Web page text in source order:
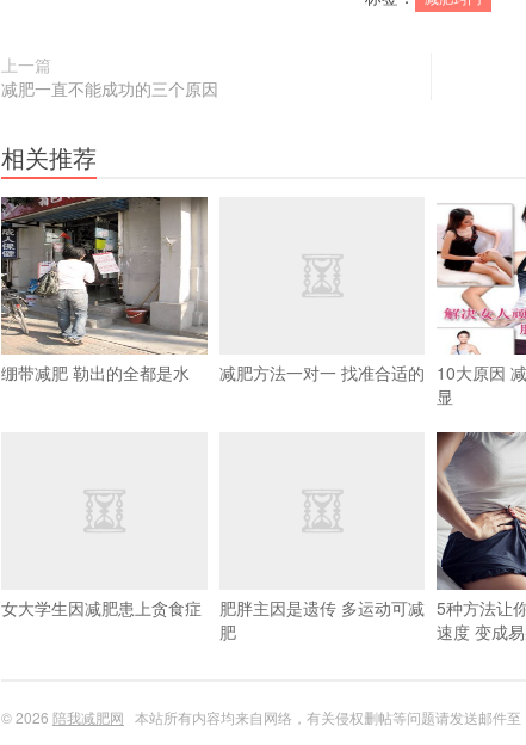
上一篇
减肥一直不能成功的三个原因
相关推荐
绷带减肥 勒出的全都是水 减肥方法一对一 找准合适的 10大原因
显
女大学生因减肥患上贪食症
肥胖主因是遗传 多运动可减
肥
5种方法让
速度 变成
© 2026 陪我减肥网 本站所有内容均来自网络，有关侵权删帖等问题请发送邮件